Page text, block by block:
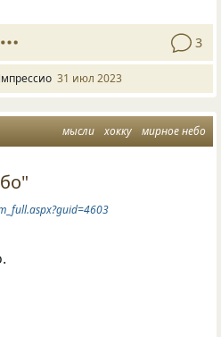
3
31 июл 2023
мысли хокку мирное небо